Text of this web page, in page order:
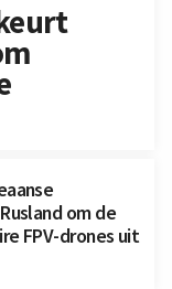
om de
FPV-drones uit